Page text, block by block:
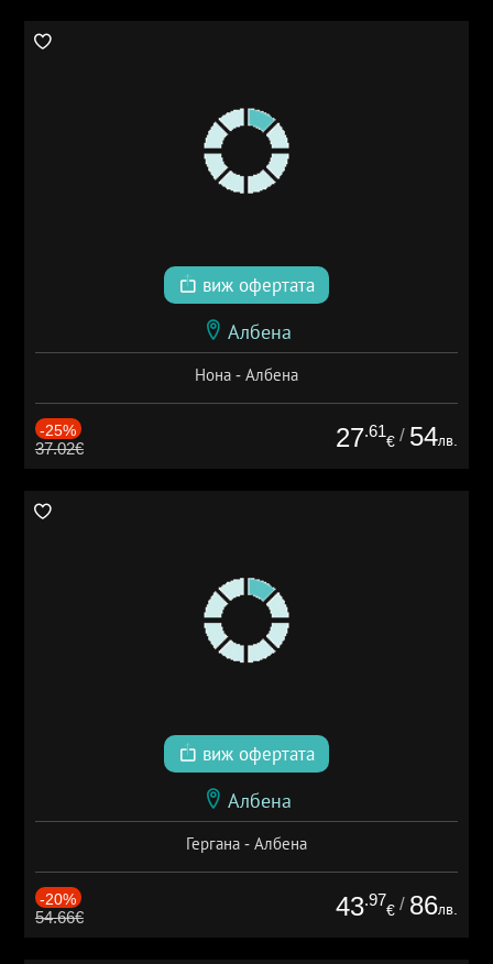
виж офертата
Албена
Нона - Албена
-25%
37.02€ 27.61
€ / 54лв.
виж офертата
Албена
Гергана - Албена
-20%
54.66€ 43.97
€ / 86лв.